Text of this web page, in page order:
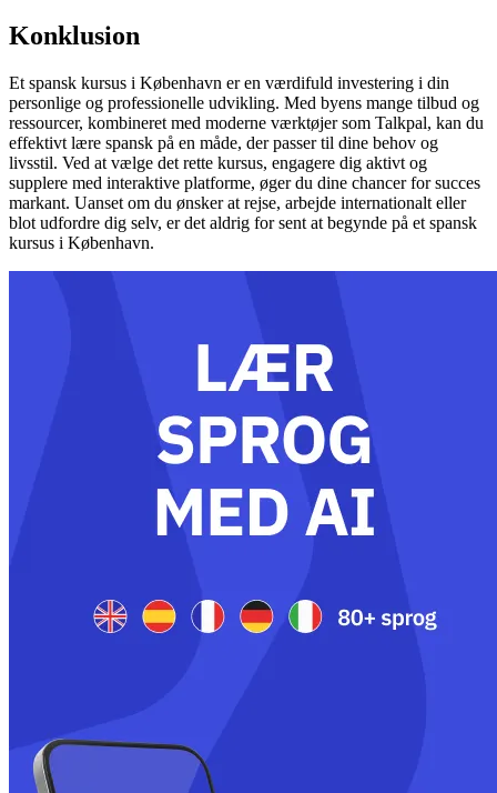
Konklusion
Et spansk kursus i København er en værdifuld investering i din
personlige og professionelle udvikling. Med byens mange tilbud og
ressourcer, kombineret med moderne værktøjer som Talkpal, kan du
effektivt lære spansk på en måde, der passer til dine behov og
livsstil. Ved at vælge det rette kursus, engagere dig aktivt og
supplere med interaktive platforme, øger du dine chancer for succes
markant. Uanset om du ønsker at rejse, arbejde internationalt eller
blot udfordre dig selv, er det aldrig for sent at begynde på et spansk
kursus i København.